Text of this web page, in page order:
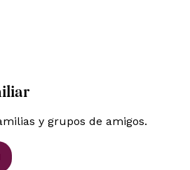
y grupos de amigos.